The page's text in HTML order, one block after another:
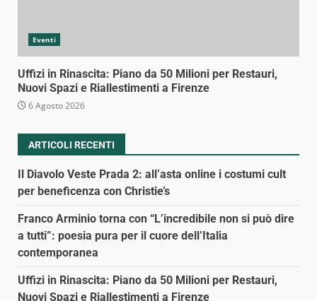
Eventi
Uffizi in Rinascita: Piano da 50 Milioni per Restauri,
Nuovi Spazi e Riallestimenti a Firenze
6 Agosto 2026
ARTICOLI RECENTI
Il Diavolo Veste Prada 2: all’asta online i costumi cult
per beneficenza con Christie’s
Franco Arminio torna con “L’incredibile non si può dire
a tutti”: poesia pura per il cuore dell’Italia
contemporanea
Uffizi in Rinascita: Piano da 50 Milioni per Restauri,
Nuovi Spazi e Riallestimenti a Firenze